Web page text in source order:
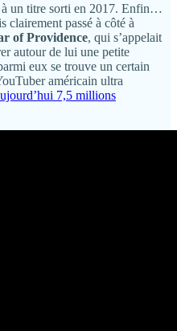
à un titre sorti en 2017. Enfin…
clairement passé à côté à
of Providence, qui s’appelait
autour de lui une petite
eux se trouve un certain
américain ultra
7,5 millions